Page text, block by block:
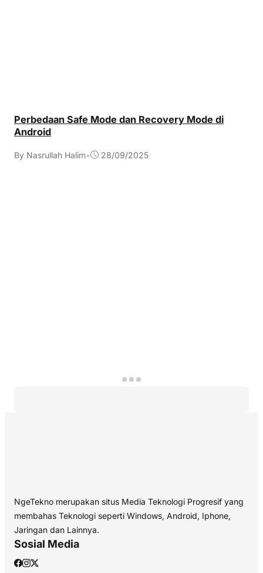
Perbedaan Safe Mode dan Recovery Mode di
Android
By Nasrullah Halim• 28/09/2025
NgeTekno merupakan situs Media Teknologi Progresif yang
membahas Teknologi seperti Windows, Android, Iphone,
Jaringan dan Lainnya.
Sosial Media